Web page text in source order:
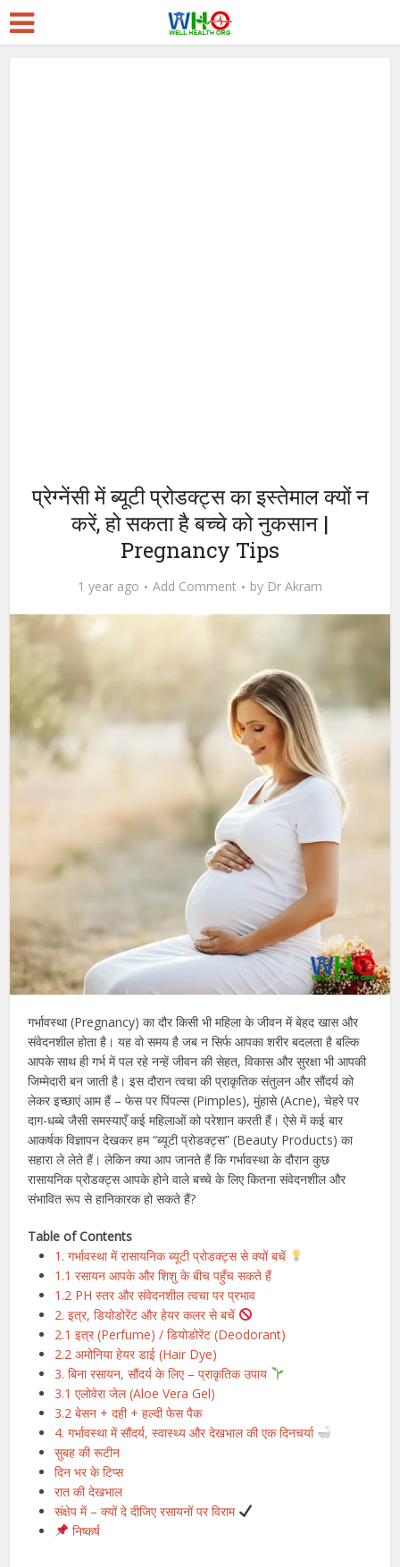
प्रेग्नेंसी में ब्यूटी प्रोडक्ट्स का इस्तेमाल क्यों न
करें, हो सकता है बच्चे को नुकसान |
Pregnancy Tips
1 year ago Add Comment by Dr Akram
गर्भावस्था (Pregnancy) का दौर किसी भी महिला के जीवन में बेहद खास और
संवेदनशील होता है। यह वो समय है जब न सिर्फ आपका शरीर बदलता है बल्कि
आपके साथ ही गर्भ में पल रहे नन्हें जीवन की सेहत, विकास और सुरक्षा भी आपकी
जिम्मेदारी बन जाती है। इस दौरान त्वचा की प्राकृतिक संतुलन और सौंदर्य को
लेकर इच्छाएं आम हैं – फेस पर पिंपल्स (Pimples), मुंहासे (Acne), चेहरे पर
दाग-धब्बे जैसी समस्याएँ कई महिलाओं को परेशान करती हैं। ऐसे में कई बार
आकर्षक विज्ञापन देखकर हम “ब्यूटी प्रोडक्ट्स” (Beauty Products) का
सहारा ले लेते हैं। लेकिन क्या आप जानते हैं कि गर्भावस्था के दौरान कुछ
रासायनिक प्रोडक्ट्स आपके होने वाले बच्चे के लिए कितना संवेदनशील और
संभावित रूप से हानिकारक हो सकते हैं?
Table of Contents
1. गर्भावस्था में रासायनिक ब्यूटी प्रोडक्ट्स से क्यों बचें
1.1 रसायन आपके और शिशु के बीच पहुँच सकते हैं
1.2 PH स्तर और संवेदनशील त्वचा पर प्रभाव
2. इत्र, डियोडोरेंट और हेयर कलर से बचें
2.1 इत्र (Perfume) / डियोडोरेंट (Deodorant)
2.2 अमोनिया हेयर डाई (Hair Dye)
3. बिना रसायन, सौंदर्य के लिए – प्राकृतिक उपाय
3.1 एलोवेरा जेल (Aloe Vera Gel)
3.2 बेसन + दही + हल्दी फेस पैक
4. गर्भावस्था में सौंदर्य, स्वास्थ्य और देखभाल की एक दिनचर्या
सुबह की रूटीन
दिन भर के टिप्स
रात की देखभाल
संक्षेप में – क्यों दे दीजिए रसायनों पर विराम
निष्कर्ष